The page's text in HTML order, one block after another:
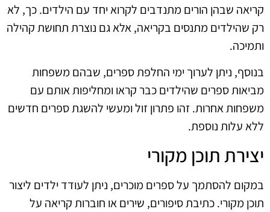
קריאה שבהן הורים מתנדבים לקרוא יחד עם הילדים. כך, לא
רק שהילדים מתנסים בקריאה, אלא גם נוצרת תחושת קהילה
ותמיכה.
בנוסף, ניתן לערוך ימי החלפת ספרים, שבהם משפחות
מביאות ספרים שהילדים כבר קראו ומחליפות אותם עם
משפחות אחרות. זהו פתרון זול ומעשי להשגת ספרים חדשים
ללא עלות נוספת.
יצירת תוכן מקורי
במקום להסתמך על ספרים מוכרים, ניתן לעודד ילדים ליצור
תוכן מקורי. כתיבת סיפורים, שירים או חוברות קריאה על